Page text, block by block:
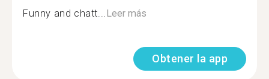
Funny and chatt...Leer más
Obtener la app